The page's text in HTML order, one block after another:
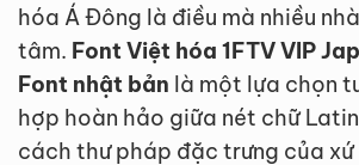
hóa Á Đông là điều mà nhiều
tâm. Font Việt hóa 1FTV VIP
Font nhật bản là một lựa chọn
hợp hoàn hảo giữa nét chữ
cách thư pháp đặc trưng của xứ